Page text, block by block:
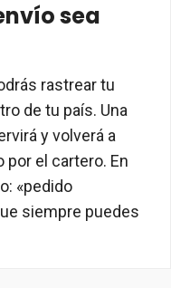
sea
rastrear tu
de tu país. Una
y volverá a
por el cartero. En
«pedido
siempre puedes